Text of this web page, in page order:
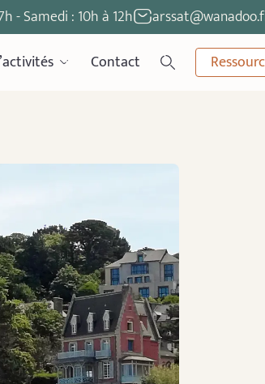
- Samedi : 10h à 12h
Contact